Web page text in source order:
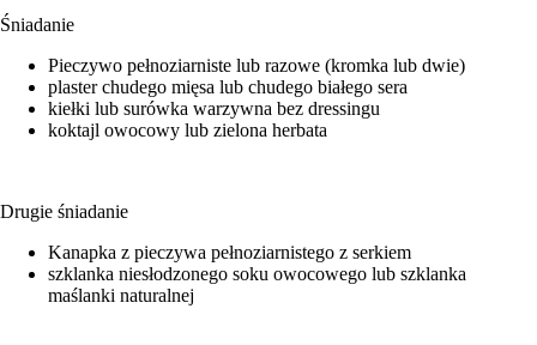
Śniadanie
Pieczywo pełnoziarniste lub razowe (kromka lub dwie)
plaster chudego mięsa lub chudego białego sera
kiełki lub surówka warzywna bez dressingu
koktajl owocowy lub zielona herbata
Drugie śniadanie
Kanapka z pieczywa pełnoziarnistego z serkiem
szklanka niesłodzonego soku owocowego lub szklanka
maślanki naturalnej